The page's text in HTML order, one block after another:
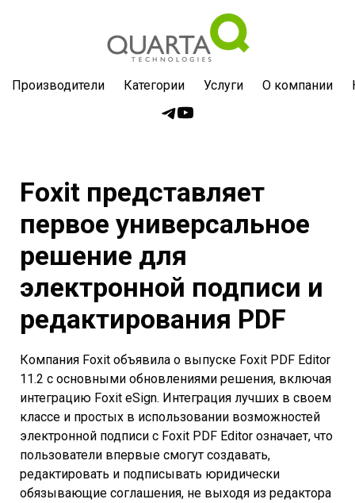
Производители Категории Услуги О компании
Foxit представляет
первое универсальное
решение для
электронной подписи и
редактирования PDF
Компания Foxit объявила о выпуске Foxit PDF Editor
11.2 с основными обновлениями решения, включая
интеграцию Foxit eSign. Интеграция лучших в своем
классе и простых в использовании возможностей
электронной подписи с Foxit PDF Editor означает, что
пользователи впервые смогут создавать,
редактировать и подписывать юридически
обязывающие соглашения, не выходя из редактора